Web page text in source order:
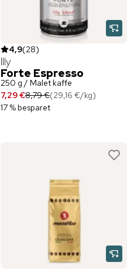
4,9(28)
Illy
Forte Espresso
250 g / Malet kaffe
7,29 €8,79 €(29,16 €/kg)
17 % besparet